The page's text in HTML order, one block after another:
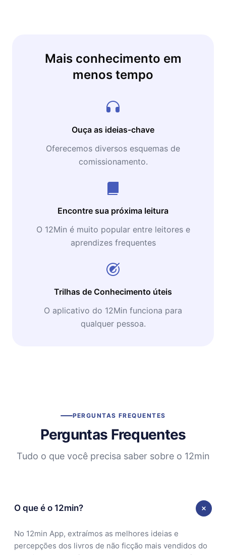
Mais conhecimento em
menos tempo
Ouça as ideias-chave
Oferecemos diversos esquemas de
comissionamento.
Encontre sua próxima leitura
O 12Min é muito popular entre leitores e
aprendizes frequentes
Trilhas de Conhecimento úteis
O aplicativo do 12Min funciona para
qualquer pessoa.
PERGUNTAS FREQUENTES
Perguntas Frequentes
Tudo o que você precisa saber sobre o 12min
O que é o 12min?
No 12min App, extraímos as melhores ideias e
percepções dos livros de não ficção mais vendidos do